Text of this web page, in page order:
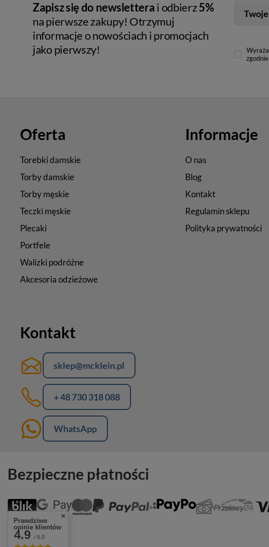
Zapisz się do newsletterai odbierz5%
na pierwsze zakupy! Otrzymuj
informacje o nowościach i promocjach
jako pierwszy!
Oferta
Torebki damskie
Torby damskie
Torby męskie
Teczki męskie
Plecaki
Portfele
Walizki podróżne
Akcesoria odzieżowe
Informacje
O nas
Blog
Kontakt
Regulamin sklepu
Polityka prywatności
Kontakt
sklep@mcklein.pl
+ 48 730 318 088
WhatsApp
Bezpieczne płatności
Prawdziwe
opinie klientów
4.9 / 5.0